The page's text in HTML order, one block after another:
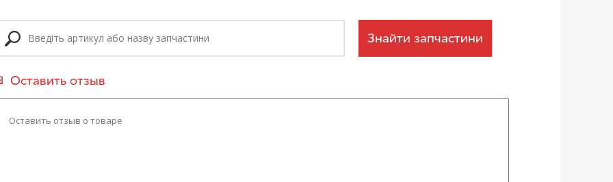
Знайти запчастини
Оставить отзыв